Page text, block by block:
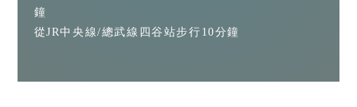
鐘
從JR中央線/總武線四谷站步行10分鐘